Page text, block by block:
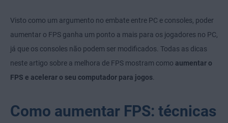
Visto como um argumento no embate entre PC e consoles, poder
aumentar o FPS ganha um ponto a mais para os jogadores no PC,
já que os consoles não podem ser modificados. Todas as dicas
neste artigo sobre a melhora de FPS mostram como aumentar o
FPS e acelerar o seu computador para jogos.
Como aumentar FPS: técnicas